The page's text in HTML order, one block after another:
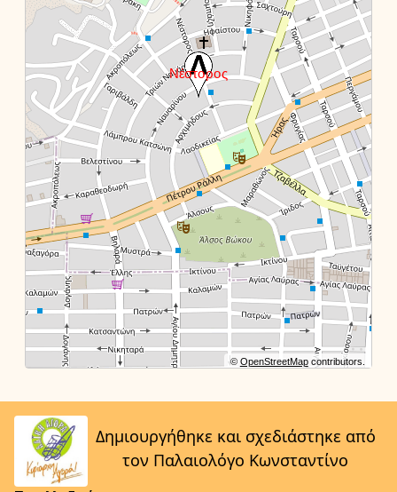
© OpenStreetMapcontributors.
Δημιουργήθηκε και σχεδιάστηκε από
τον Παλαιολόγο Κωνσταντίνο